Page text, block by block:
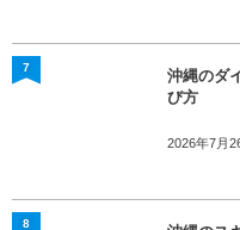
沖縄のダ
び方
2026年7月
7
8